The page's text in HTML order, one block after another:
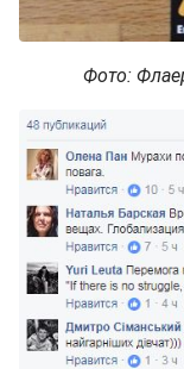
Фото: